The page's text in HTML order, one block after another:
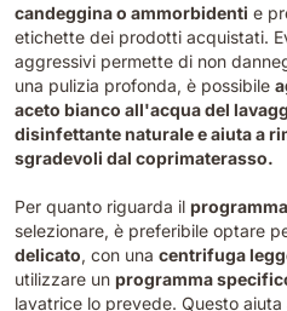
candeggina o ammorbidenti e
etichette dei prodotti acquistati.
aggressivi permette di non
una pulizia profonda, è possibile
aceto bianco all'acqua del
disinfettante naturale e aiuta a
sgradevoli dal coprimaterasso.
Per quanto riguarda il programma
selezionare, è preferibile optare
delicato, con una centrifuga
utilizzare un programma
lavatrice lo prevede. Questo aiuta